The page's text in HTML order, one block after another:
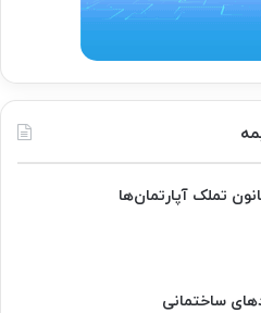
تملک آپارتمان‌ها
ساختمانی